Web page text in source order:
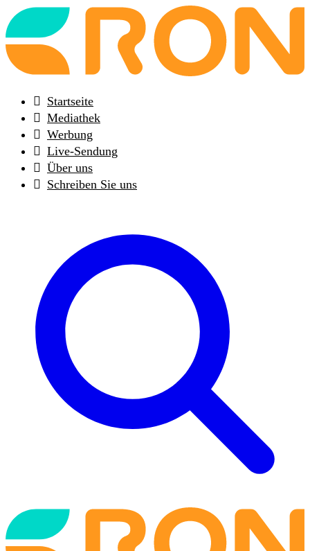
Back
to
frontpage
Startseite
Mediathek
Werbung
Live-Sendung
Über uns
Schreiben Sie uns
Back
to
frontpage